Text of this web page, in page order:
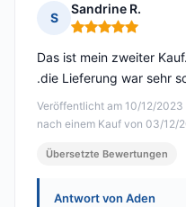
S
Sandrine R.
Hinweis: 5 von 5
Veröffentlicht am 10/12/2023
nach einem Kauf von 03/12/
Das ist mein zweiter
.die Lieferung war sehr
Übersetzte Bewertungen
Antwort von Aden